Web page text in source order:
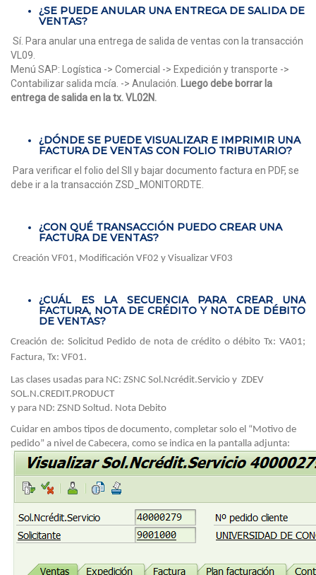
¿SE PUEDE ANULAR UNA ENTREGA DE SALIDA DE
VENTAS?
Sí. Para anular una entrega de salida de ventas con la transacción
VL09.
Menú SAP: Logística -> Comercial -> Expedición y transporte ->
Contabilizar salida mcía. -> Anulación. Luego debe borrar la
entrega de salida en la tx. VL02N.
¿DÓNDE SE PUEDE VISUALIZAR E IMPRIMIR UNA
FACTURA DE VENTAS CON FOLIO TRIBUTARIO?
Para verificar el folio del SII y bajar documento factura en PDF, se
debe ir a la transacción ZSD_MONITORDTE.
¿CON QUÉ TRANSACCIÓN PUEDO CREAR UNA
FACTURA DE VENTAS?
Creación VF01, Modificación VF02 y Visualizar VF03
¿CUÁL ES LA SECUENCIA PARA CREAR UNA
FACTURA, NOTA DE CRÉDITO Y NOTA DE DÉBITO
DE VENTAS?
Creación de: Solicitud Pedido de nota de crédito o débito Tx: VA01;
Factura, Tx: VF01.
Las clases usadas para NC: ZSNC Sol.Ncrédit.Servicio y ZDEV
SOL.N.CREDIT.PRODUCT
y para ND: ZSND Soltud. Nota Debito
Cuidar en ambos tipos de documento, completar solo el “Motivo de
pedido” a nivel de Cabecera, como se indica en la pantalla adjunta: